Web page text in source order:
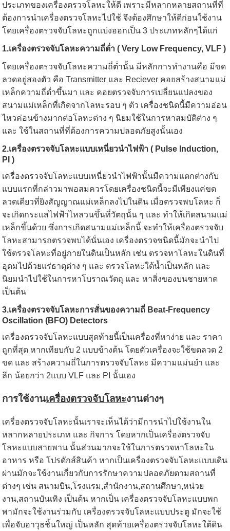
ประเภทของเครื่องตรวจโลหะให้ดี เพราะมีหลากหลายสถานที่ที่
ต้องการนำเครื่องตรวจโลหะไปใช้ จึงต้องศึกษาให้ดีก่อนใช้งาน
โดยเครื่องตรวจจับโลหะถูกแบ่งออกเป็น 3 ประเภทหลักๆได้แก่
1.เครื่องตรวจจับโลหะความถี่ต่ำ ( Very Low Frequency, VLF )
โดยเครื่องตรวจจับโลหะความถี่ต่ำนั้น มีหลักการทำงานคือ มีขด
ลวดอยู่สองตัว คือ Transmitter และ Reciever คอยสร้างสนามแม่
เหล็กความถี่ต่ำขึ้นมา และ คอยตรวจจับการเปลี่ยนแปลงของ
สนามแม่เหล็กที่เกิดจากโลหะรอบ ๆ ตัว เครื่องชนิดนี้มีความอ่อน
ไหวค่อนข้างมากต่อโลหะต่าง ๆ นิยมใช้ในการหาสมบัติต่าง ๆ
และ ใช้ในสถานที่ที่ต้องการความปลอดภัยสูงนั้นเอง
2.เครื่องตรวจจับโลหะแบบเหนี่ยวนำไฟฟ้า ( Pulse Induction,
PI )
เครื่องตรวจจับโลหะแบบเหนี่ยวนำไฟฟ้านั้นมีความแตกต่างกับ
แบบแรกที่กล่าวมาพอสมควรโดยเครื่องชนิดนี้จะมีเพียงแค่ขด
ลวดเดียวที่ยิงสัญญาณแม่เหล็กลงไปในดิน เมื่อตรวจพบโลหะ ก็
จะเกิดกระแสไฟฟ้าไหลวนขึ้นที่วัตถุนั้น ๆ และ ทำให้เกิดสนามแม่
เหล็กขึ้นด้วย ซึ่งการเกิดสนามแม่เหล็กนี้ จะทำให้เครื่องตรวจจับ
โลหะสามารถตรวจพบได้นั่นเอง เครื่องตรวจชนิดนี้มักจะนำไป
ใช้ตรวจโลหะที่อยู่ภายในดินเป็นหลัก เช่น ตรวจหาโลหะในดินที่
อุดมไปด้วยแร่ธาตุต่าง ๆ และ ตรวจโลหะใต้น้ำเป็นหลัก และ
นิยมนำไปใช้ในการหาโบราณวัตถุ และ หาสิ่งของบนชายหาด
เป็นต้น
3.เครื่องตรวจจับโลหะการสั่นของความถี่ Beat-Frequency
Oscillation (BFO) Detectors
เครื่องตรวจจับโลหะแบบสุดท้ายนี้เป็นเครื่องที่หาง่าย และ ราคา
ถูกที่สุด หากเทียบกับ 2 แบบข้างต้น โดยตัวเครื่องจะใช้ขดลวด 2
ขด และ สร้างความถี่ในการตรวจจับโลหะ มีความแม่นยํา และ
ลึก น้อยกว่า 2แบบ VLF และ PI นั้นเอง
การใช้งานเครื่องตรวจจับโลหะงานต่างๆ
เครื่องตรวจจับโลหะนั้นเราจะเห็นได้ว่ามีการนำไปใช้งานใน
หลากหลายประเภท และ กิจการ โดยหากเป็นเครื่องตรวจจับ
โลหะแบบสายพาน นั้นส่วนมากจะใช้ในการตรวจหาโลหะใน
อาหาร หรือ โปรดักส์สินค้า หากเป็นเครื่องตรวจจับโลหะแบบเดิน
ผ่านมักจะใช้งานเกี่ยวกับการรักษาความปลอดภัยตามสถานที่
ต่างๆ เช่น สนามบิน,โรงแรม,สำนักงาน,สถานศึกษา,หน่วย
งาน,สถานบันเทิง เป็นต้น หากเป็น เครื่องตรวจจับโลหะแบบพก
พามักจะใช้งานร่วมกับ เครื่องตรวจจับโลหะแบบประตู มักจะใช้
เพื่อจับอาวุธชิ้นใหญ่ เป็นหลัก สุดท้ายเครื่องตรวจจับโลหะใต้ดิน